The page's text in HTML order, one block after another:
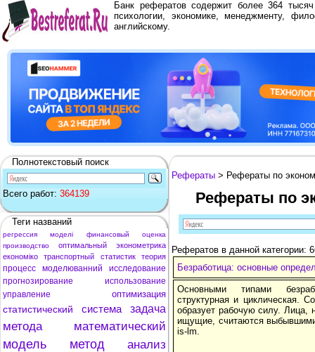
Банк рефератов содержит более 364
психологии, экономике, менеджменту,
английскому.
Полнотекстовый поиск
Всего работ: 364139
Теги названий
регрессия моделі финансовый
оценка
производство
оптимальный
эконометрика
економіко
транспортный статистик теория
процесс моделюванний
исследование
прогнозирование
использование
управление
оптимизация
статистический система задача
метода математический
модель метод
анализ
Рефераты > Рефераты по
Рефераты по
Рефератов в данной категории:
Безработица: основные
Основными типами
структурная и циклическая.
образует рабочую силу.
ищущие, считаются
is-lm.